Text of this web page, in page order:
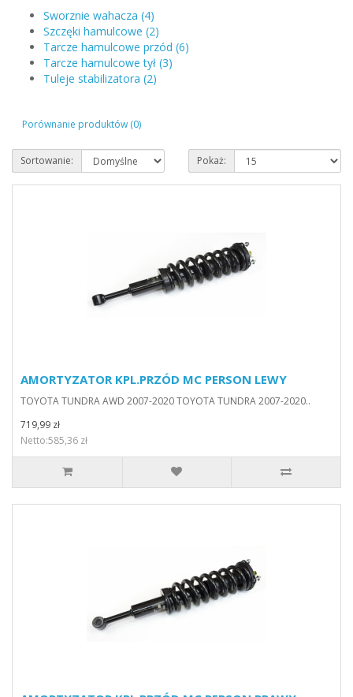
Sworznie wahacza (4)
Szczęki hamulcowe (2)
Tarcze hamulcowe przód (6)
Tarcze hamulcowe tył (3)
Tuleje stabilizatora (2)
Porównanie produktów (0)
Sortowanie: Pokaż:
AMORTYZATOR KPL.PRZÓD MC PERSON LEWY
TOYOTA TUNDRA AWD 2007-2020 TOYOTA TUNDRA 2007-2020..
719,99 zł
Netto:585,36 zł